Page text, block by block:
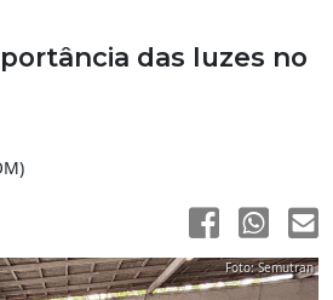
das luzes no
Foto: Semutran